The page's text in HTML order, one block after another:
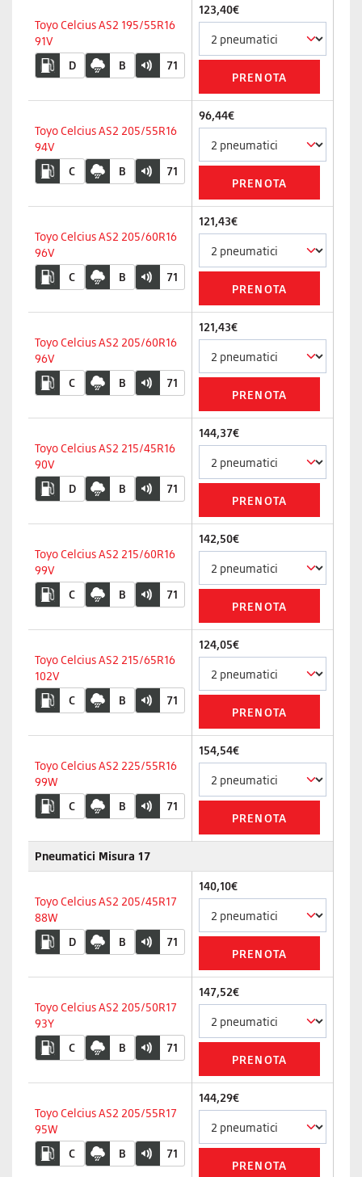
Toyo Celcius AS2 195/55R16
91V
D
B 71
123,40€
Toyo Celcius AS2 205/55R16
94V
C
B 71
96,44€
Toyo Celcius AS2 205/60R16
96V
C
B 71
121,43€
Toyo Celcius AS2 205/60R16
96V
C
B 71
121,43€
Toyo Celcius AS2 215/45R16
90V
D
B 71
144,37€
Toyo Celcius AS2 215/60R16
99V
C
B 71
142,50€
Toyo Celcius AS2 215/65R16
102V
C
B 71
124,05€
Toyo Celcius AS2 225/55R16
99W
C
B 71
154,54€
Pneumatici Misura 17
Toyo Celcius AS2 205/45R17
88W
D
B 71
140,10€
Toyo Celcius AS2 205/50R17
93Y
C
B 71
147,52€
Toyo Celcius AS2 205/55R17
95W
C
B 71
144,29€